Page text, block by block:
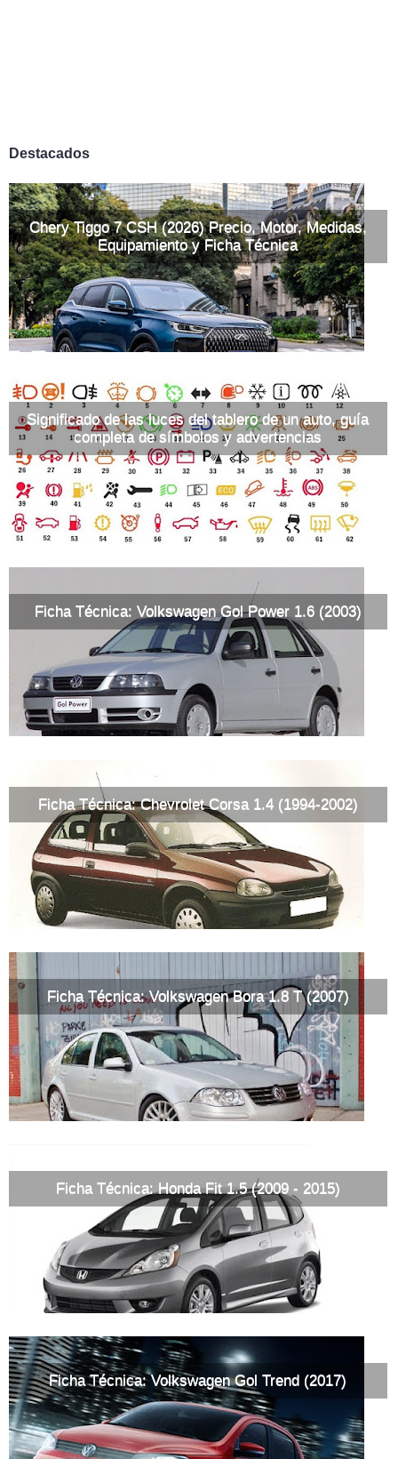
Destacados
Chery Tiggo 7 CSH (2026) Precio, Motor, Medidas,
Equipamiento y Ficha Técnica
Significado de las luces del tablero de un auto, guía
completa de símbolos y advertencias
Ficha Técnica: Volkswagen Gol Power 1.6 (2003)
Ficha Técnica: Chevrolet Corsa 1.4 (1994-2002)
Ficha Técnica: Volkswagen Bora 1.8 T (2007)
Ficha Técnica: Honda Fit 1.5 (2009 - 2015)
Ficha Técnica: Volkswagen Gol Trend (2017)